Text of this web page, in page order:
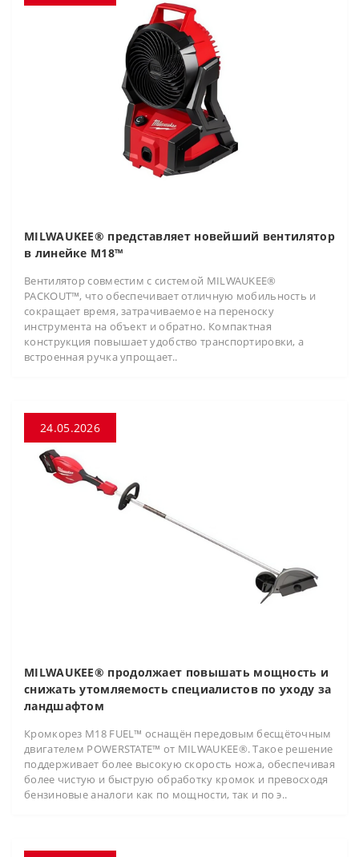
MILWAUKEE® представляет новейший вентилятор
в линейке M18™
Вентилятор совместим с системой MILWAUKEE®
PACKOUT™, что обеспечивает отличную мобильность и
сокращает время, затрачиваемое на переноску
инструмента на объект и обратно. Компактная
конструкция повышает удобство транспортировки, а
встроенная ручка упрощает..
24.05.2026
MILWAUKEE® продолжает повышать мощность и
снижать утомляемость специалистов по уходу за
ландшафтом
Кромкорез M18 FUEL™ оснащён передовым бесщёточным
двигателем POWERSTATE™ от MILWAUKEE®. Такое решение
поддерживает более высокую скорость ножа, обеспечивая
более чистую и быструю обработку кромок и превосходя
бензиновые аналоги как по мощности, так и по э..